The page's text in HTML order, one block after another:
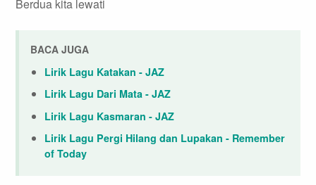
Berdua kita lewati
BACA JUGA
Lirik Lagu Katakan - JAZ
Lirik Lagu Dari Mata - JAZ
Lirik Lagu Kasmaran - JAZ
Lirik Lagu Pergi Hilang dan Lupakan - Remember
of Today